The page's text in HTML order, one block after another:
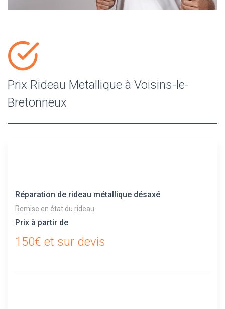
Prix Rideau Metallique à Voisins-le-
Bretonneux
Réparation de rideau métallique désaxé
Remise en état du rideau
Prix à partir de
150€ et sur devis